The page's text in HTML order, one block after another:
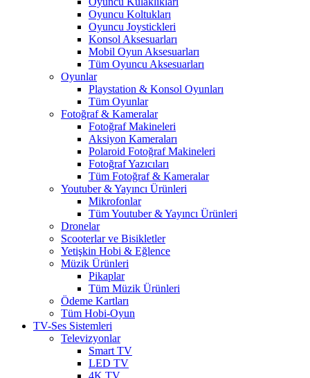
Oyuncu Koltukları
Oyuncu Joystickleri
Konsol Aksesuarları
Mobil Oyun Aksesuarları
Tüm Oyuncu Aksesuarları
Oyunlar
Playstation & Konsol Oyunları
Tüm Oyunlar
Fotoğraf & Kameralar
Fotoğraf Makineleri
Aksiyon Kameraları
Polaroid Fotoğraf Makineleri
Fotoğraf Yazıcıları
Tüm Fotoğraf & Kameralar
Youtuber & Yayıncı Ürünleri
Mikrofonlar
Tüm Youtuber & Yayıncı Ürünleri
Dronelar
Scooterlar ve Bisikletler
Yetişkin Hobi & Eğlence
Müzik Ürünleri
Pikaplar
Tüm Müzik Ürünleri
Ödeme Kartları
Tüm Hobi-Oyun
TV-Ses Sistemleri
Televizyonlar
Smart TV
LED TV
4K TV